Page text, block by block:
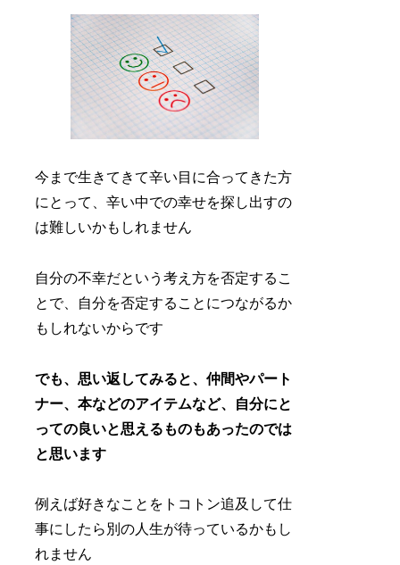
今まで生きてきて辛い目に合ってきた方
にとって、辛い中での幸せを探し出すの
は難しいかもしれません
自分の不幸だという考え方を否定するこ
とで、自分を否定することにつながるか
もしれないからです
でも、思い返してみると、仲間やパート
ナー、本などのアイテムなど、自分にと
っての良いと思えるものもあったのでは
と思います
例えば好きなことをトコトン追及して仕
事にしたら別の人生が待っているかもし
れません